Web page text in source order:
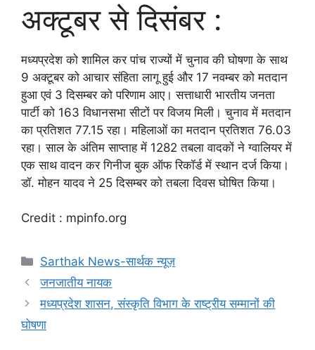
अक्टूबर से दिसंबर :
मध्यप्रदेश को शामिल कर पांच राज्यों में चुनाव की घोषणा के साथ
9 अक्टूबर को आचार संहिता लागू हुई और 17 नवम्बर को मतदान
हुआ एवं 3 दिसम्बर को परिणाम आए। सत्ताधारी भारतीय जनता
पार्टी को 163 विधानसभा सीटों पर विजय मिली। चुनाव में मतदान
का प्रतिशत 77.15 रहा। महिलाओं का मतदान प्रतिशत 76.03
रहा। साल के अंतिम साप्ताह में 1282 तबला वादकों ने ग्वालियर में
एक साथ वादन कर गिनीज बुक ऑफ रिकॉर्ड में स्थान दर्ज किया।
डॉ. मोहन यादव ने 25 दिसम्बर को तबला दिवस घोषित किया।
Credit : mpinfo.org
Categories
Sarthak News-सार्थक न्यूज़
जनजातीय नायक
मध्यप्रदेश शासन, संस्कृति विभाग के राष्ट्रीय सम्मानों की
घोषणा